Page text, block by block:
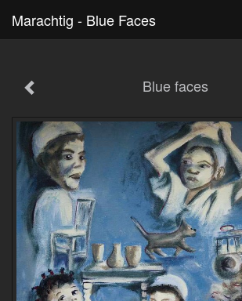
Marachtig - Blue Faces
Blue faces